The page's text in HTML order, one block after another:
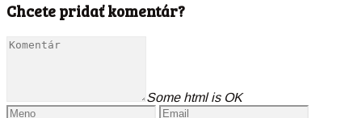
Chcete pridať komentár?
Some html is OK